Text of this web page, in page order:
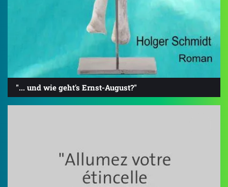
"... und wie geht's Ernst-August?"